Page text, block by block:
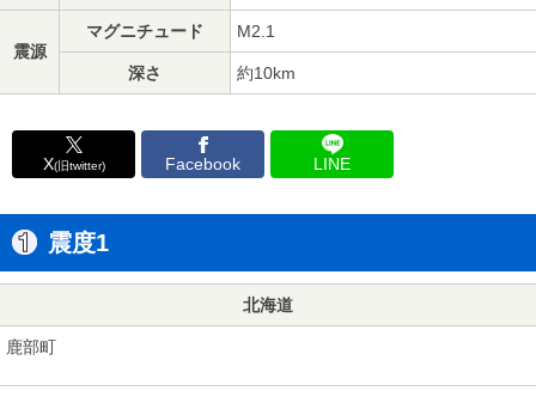
震源
マグニチュード M2.1
深さ 約10km
X(旧twitter) Facebook LINE
震度1
北海道
鹿部町